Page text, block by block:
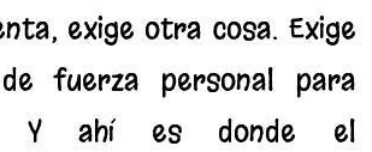
exige otra cosa. Exige
fuerza personal para
Y ahí es donde el